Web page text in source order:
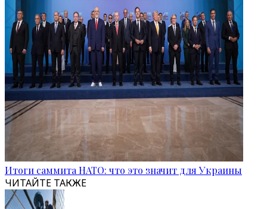
Итоги саммита НАТО: что это значит для Украины
ЧИТАЙТЕ ТАКЖЕ